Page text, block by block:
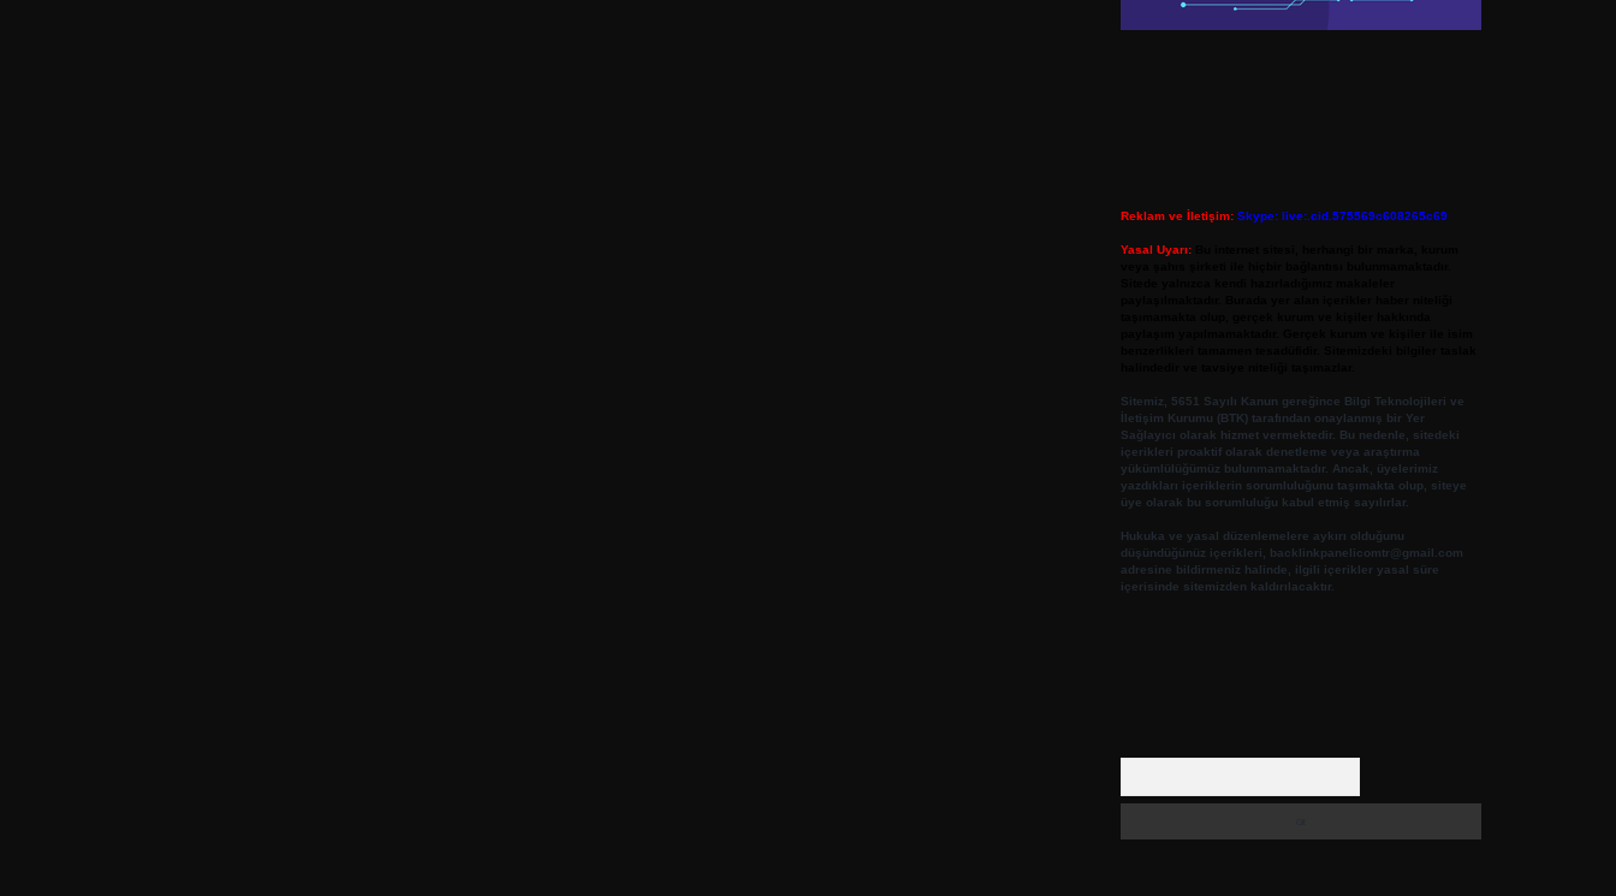
Reklam ve İletişim: Skype: live:.cid.575569c608265c69
Yasal Uyarı:
Sitemiz, 5651 Sayılı Kanun gereğince Bilgi Teknolojileri ve
İletişim Kurumu (BTK) tarafından onaylanmış bir Yer
Sağlayıcı olarak hizmet vermektedir. Bu nedenle, sitedeki
içerikleri proaktif olarak denetleme veya araştırma
yükümlülüğümüz bulunmamaktadır. Ancak, üyelerimiz
yazdıkları içeriklerin sorumluluğunu taşımakta olup, siteye
üye olarak bu sorumluluğu kabul etmiş sayılırlar.
Hukuka ve yasal düzenlemelere aykırı olduğunu
düşündüğünüz içerikleri,
backlinkpanelicomtr@gmail.com
adresine bildirmeniz halinde, ilgili içerikler yasal süre
içerisinde sitemizden kaldırılacaktır.